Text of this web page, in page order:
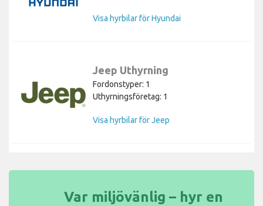
Visa hyrbilar för Hyundai
Jeep Uthyrning
Fordonstyper: 1
Uthyrningsföretag: 1
Visa hyrbilar för Jeep
Var miljövänlig – hyr en